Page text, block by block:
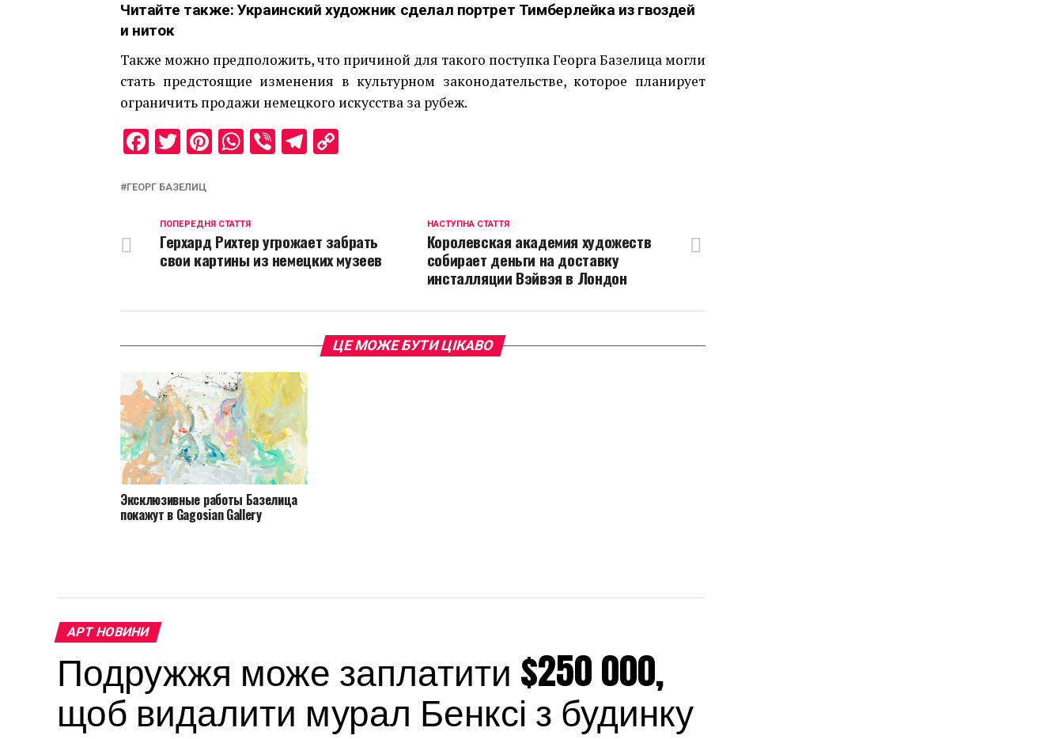
Читайте также:Украинский художник сделал портрет Тимберлейка из гвоздей
и ниток
Также можно предположить, что причиной для такого поступка Георга Базелица могли
стать предстоящие изменения в культурном законодательстве, которое планирует
ограничить продажи немецкого искусства за рубеж.
Facebook
Twitter
Pinterest
WhatsApp
ViberTelegram
ГЕОРГ БАЗЕЛИЦ
НАСТУПНА СТАТТЯ
Королевская академия художеств
собирает деньги на доставку
инсталляции Вэйвэя в Лондон
ПОПЕРЕДНЯ СТАТТЯ
Герхард Рихтер угрожает забрать
свои картины из немецких музеев
ЦЕ МОЖЕ БУТИ ЦІКАВО
Эксклюзивные работы Базелица
покажут в Gagosian Gallery
АРТ НОВИНИ
Подружжя може заплатити $250 000,
щоб видалити мурал Бенксі з будинку